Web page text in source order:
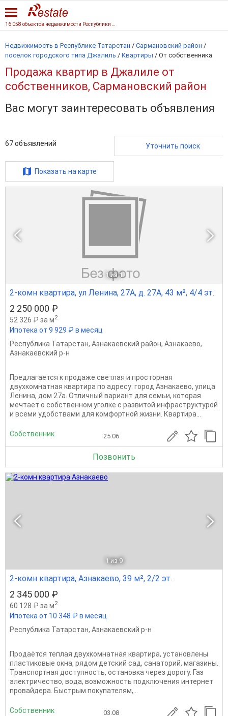
Недвижимость в Республике Татарстан / Сармановский район /
поселок городского типа Джалиль / Квартиры / От собственника
Продажа квартир в Джалиле от
собственников, Сармановский район
Вас могут заинтересовать объявления
67объявлений Уточнить поиск
Показать на карте
1 из 1
2-комн квартира, ул Ленина, 27А, д. 27А, 43 м², 4/4 эт.
2 250 000 ₽
52 326 ₽ за м2
Ипотека от 9 929 ₽ в месяц
Республика Татарстан, Азнакаевский район, Азнакаево,
Азнакаевский р-н
Предлагается к продаже светлая и просторная
двухкомнатная квартира по адресу: город Азнакаево, улица
Ленина, дом 27а. Отличный вариант для семьи, которая
мечтает о собственном уголке с развитой инфраструктурой
и всеми удобствами для комфортной жизни. Квартира...
Собственник 25.06
Позвонить
1 из 9
2-комн квартира, Азнакаево, 39 м², 2/2 эт.
2 345 000 ₽
60 128 ₽ за м2
Ипотека от 10 348 ₽ в месяц
Республика Татарстан, Азнакаевский р-н
Продаётся теплая двухкомнатная квартира, установлены
пластиковые окна, рядом детский сад, санаторий, магазины.
Транспортная доступность, остановка через дорогу. Газ
электричество, вода, возможность подключения интернет
провайдера. Быстрым покупателям,...
Собственник 03.08